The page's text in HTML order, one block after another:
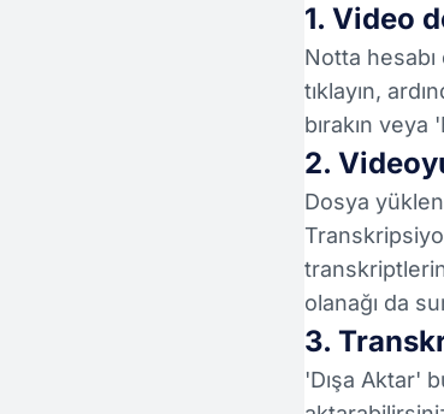
1. Video
Notta
tıklayın,
bırakın
2.
Dosya
olanağı da
3.
'Dışa Aktar'